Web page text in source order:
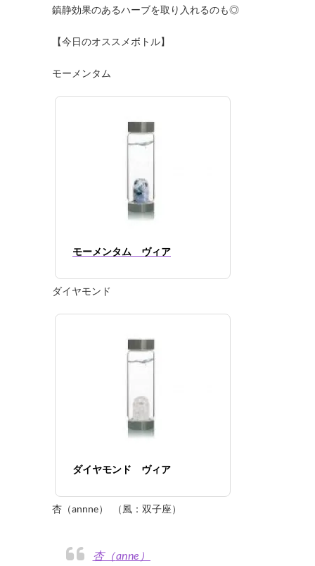
鎮静効果のあるハーブを取り入れるのも◎
【今日のオススメボトル】
モーメンタム
モーメンタム ヴィア
ダイヤモンド
ダイヤモンド ヴィア
杏（annne） （風：双子座）
杏（anne）